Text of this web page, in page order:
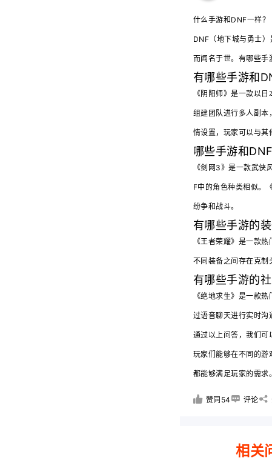
什么手游和DNF一样？
DNF（地下城与勇士
而闻名于世。有哪些手
有哪些手游和
《阴阳师》是一款以
组建团队进行多人副本
情设置，玩家可以与其
哪些手游和
《剑网3》是一款武
F中的角色种类相似。
纷争和战斗。
有哪些手游的
《王者荣耀》是一款
不同装备之间存在克制
有哪些手游的
《绝地求生》是一款
过语音聊天进行实时沟
通过以上问答，我们
玩家们能够在不同的
都能够满足玩家的需求
赞同54 评论
相关